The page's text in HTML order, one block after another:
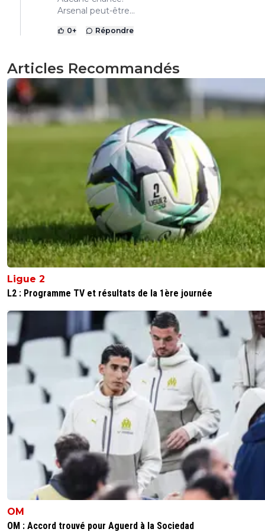
Arsenal peut-être...
0+ Répondre
Articles Recommandés
Ligue 2
L2 : Programme TV et résultats de la 1ère journée
OM
OM : Accord trouvé pour Aguerd à la Sociedad